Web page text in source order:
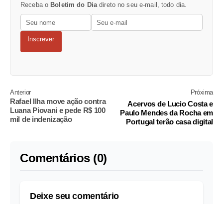
Receba o Boletim do Dia direto no seu e-mail, todo dia.
Inscrever
Anterior
Rafael Ilha move ação contra
Luana Piovani e pede R$ 100
mil de indenização
Próxima
Acervos de Lucio Costa e
Paulo Mendes da Rocha em
Portugal terão casa digital
Comentários (0)
Deixe seu comentário